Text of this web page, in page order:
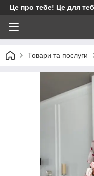
Це про тебе! Це для
Товари та послуги